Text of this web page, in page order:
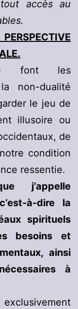
accès au
le font les
non-dualité
le jeu de
illusoire ou
de
condition
ressentie.
j’appelle
à-dire la
spirituels
besoins et
ainsi
à